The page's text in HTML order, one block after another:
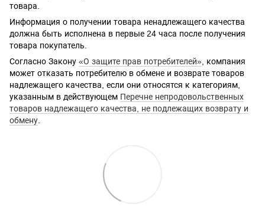
товара.
Информация о получении товара ненадлежащего качества
должна быть исполнена в первые 24 часа после получения
товара покупатель.
Согласно Закону «О защите прав потребителей» , компания
может отказать потребителю в обмене и возврате товаров
надлежащего качества, если они относятся к категориям,
указанным в действующем Перечне непродовольственных
товаров надлежащего качества, не подлежащих возврату и
обмену